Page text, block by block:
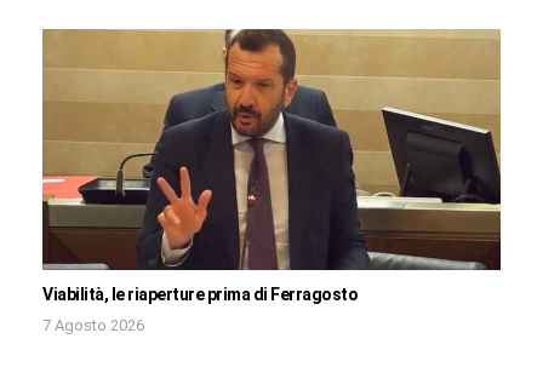
Viabilità, le riaperture prima di Ferragosto
7 Agosto 2026